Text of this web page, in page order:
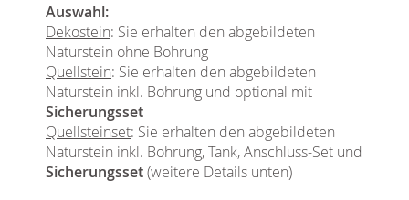
Auswahl:
Dekostein: Sie erhalten den abgebildeten
Naturstein ohne Bohrung
Quellstein: Sie erhalten den abgebildeten
Naturstein inkl. Bohrung und optional mit
Sicherungsset
Quellsteinset: Sie erhalten den abgebildeten
Naturstein inkl. Bohrung, Tank, Anschluss-Set und
Sicherungsset(weitere Details unten)